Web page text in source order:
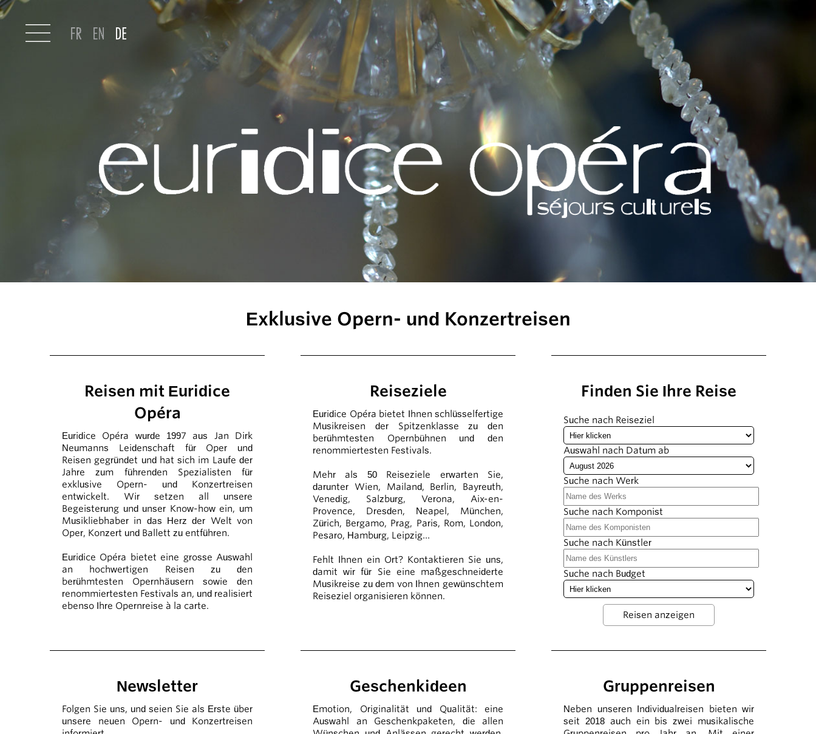
Exklusive Opern- und Konzertreisen
Reisen mit Euridice
Opéra
Euridice Opéra wurde 1997 aus Jan Dirk
Neumanns Leidenschaft für Oper und
Reisen gegründet und hat sich im Laufe der
Jahre zum führenden Spezialisten für
exklusive Opern- und Konzertreisen
entwickelt. Wir setzen all unsere
Begeisterung und unser Know-how ein, um
Musikliebhaber in das Herz der Welt von
Oper, Konzert und Ballett zu entführen.
Euridice Opéra bietet eine grosse Auswahl
an hochwertigen Reisen zu den
berühmtesten Opernhäusern sowie den
renommiertesten Festivals an, und realisiert
ebenso Ihre Opernreise à la carte.
Reiseziele
Euridice Opéra bietet Ihnen schlüsselfertige
Musikreisen der Spitzenklasse zu den
berühmtesten Opernbühnen und den
renommiertesten Festivals.
Mehr als 50 Reiseziele erwarten Sie,
darunter Wien, Mailand, Berlin, Bayreuth,
Venedig, Salzburg, Verona, Aix-en-
Provence, Dresden, Neapel, München,
Zürich, Bergamo, Prag, Paris, Rom, London,
Pesaro, Hamburg, Leipzig…
Fehlt Ihnen ein Ort? Kontaktieren Sie uns,
damit wir für Sie eine maßgeschneiderte
Musikreise zu dem von Ihnen gewünschtem
Reiseziel organisieren können.
Finden Sie Ihre Reise
Suche nach Reiseziel
Auswahl nach Datum ab
Suche nach Werk
Suche nach Komponist
Suche nach Künstler
Suche nach Budget
Newsletter
Folgen Sie uns, und seien Sie als Erste über
unsere neuen Opern- und Konzertreisen
Geschenkideen
Emotion, Originalität und Qualität: eine
Auswahl an Geschenkpaketen, die allen
Gruppenreisen
Neben unseren Individualreisen bieten wir
seit 2018 auch ein bis zwei musikalische